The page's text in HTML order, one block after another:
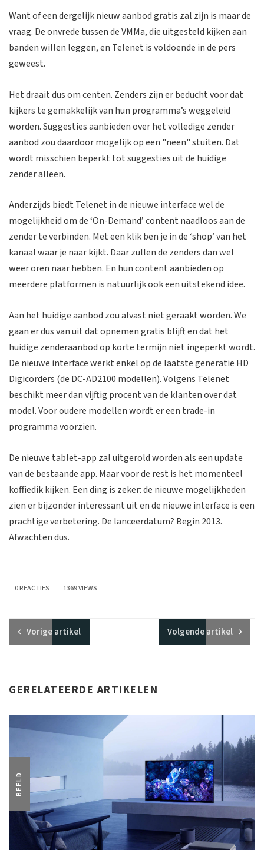
Want of een dergelijk nieuw aanbod gratis zal zijn is maar de
vraag. De onvrede tussen de VMMa, die uitgesteld kijken aan
banden willen leggen, en Telenet is voldoende in de pers
geweest.
Het draait dus om centen. Zenders zijn er beducht voor dat
kijkers te gemakkelijk van hun programma’s weggeleid
worden. Suggesties aanbieden over het volledige zender
aanbod zou daardoor mogelijk op een "neen" stuiten. Dat
wordt misschien beperkt tot suggesties uit de huidige
zender alleen.
Anderzijds biedt Telenet in de nieuwe interface wel de
mogelijkheid om de ‘On-Demand’ content naadloos aan de
zender te verbinden. Met een klik ben je in de ‘shop’ van het
kanaal waar je naar kijkt. Daar zullen de zenders dan wel
weer oren naar hebben. En hun content aanbieden op
meerdere platformen is natuurlijk ook een uitstekend idee.
Aan het huidige aanbod zou alvast niet geraakt worden. We
gaan er dus van uit dat opnemen gratis blijft en dat het
huidige zenderaanbod op korte termijn niet ingeperkt wordt.
De nieuwe interface werkt enkel op de laatste generatie HD
Digicorders (de DC-AD2100 modellen). Volgens Telenet
beschikt meer dan vijftig procent van de klanten over dat
model. Voor oudere modellen wordt er een trade-in
programma voorzien.
De nieuwe tablet-app zal uitgerold worden als een update
van de bestaande app. Maar voor de rest is het momenteel
koffiedik kijken. Een ding is zeker: de nieuwe mogelijkheden
zien er bijzonder interessant uit en de nieuwe interface is een
prachtige verbetering. De lanceerdatum? Begin 2013.
Afwachten dus.
0 REACTIES 1369 VIEWS
Vorigeartikel Volgendeartikel
GERELATEERDE ARTIKELEN
BEELD